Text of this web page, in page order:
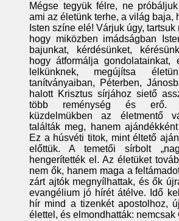
Mégse tegyük félre, ne
ami az életünk terhe, a világ baja,
Isten színe elé! Várjuk úgy,
hogy miközben imádságban
bajunkat, kérdésünket,
hogy átformálja gondolatainkat,
lelkünknek, megújítsa
tanítványaiban, Péterben,
halott Krisztus sírjához siető
több reménység és erő.
küzdelmükben az életmentő
találták meg, hanem
Ez a húsvéti titok, mint éltető
előttük. A temetői sírbolt
hengerítették el. Az életüket
nem ők, hanem maga a
zárt ajtók megnyílhattak, és ők
evangélium jó hírét átélve. Idő
hír mind a tizenkét apostolhoz,
élettel, és elmondhatták: nemcsak